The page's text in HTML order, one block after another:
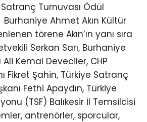
Satranç Turnuvası Ödül
Burhaniye Ahmet Akın Kültür
törene Akın’ın yanı sıra
Serkan Sarı, Burhaniye
Ali Kemal Deveciler, CHP
Fikret Şahin, Türkiye Satranç
Fethi Apaydın, Türkiye
(TSF) Balıkesir İl Temsilcisi
antrenörler, sporcular,